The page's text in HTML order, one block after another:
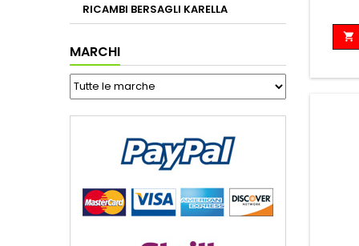
RICAMBI BERSAGLI KARELLA
MARCHI
